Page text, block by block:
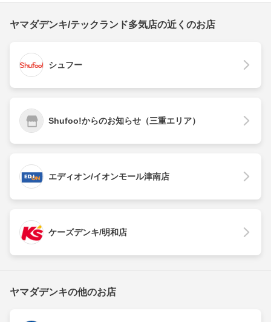
ヤマダデンキ/テックランド多気店の近くのお店
シュフー
Shufoo!からのお知らせ（三重エリア）
エディオン/イオンモール津南店
ケーズデンキ/明和店
ヤマダデンキの他のお店